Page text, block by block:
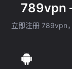
789vpn
立即注册 789vpn